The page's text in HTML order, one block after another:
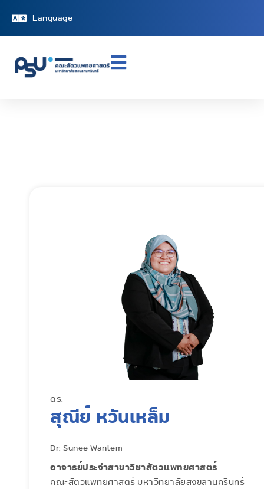
Language
ดร.
สุณีย์ หวันเหล็ม
Dr. Sunee Wanlem
อาจารย์ประจำสาขาวิชาสัตวแพทยศาสตร์
คณะสัตวแพทยศาสตร์ มหาวิทยาลัยสงขลานครินทร์